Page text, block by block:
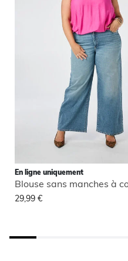
En ligne uniquement
29,99 €